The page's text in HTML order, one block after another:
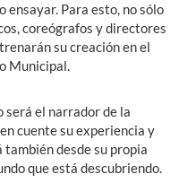
ensayar. Para esto, no sólo
coreógrafos y directores
su creación en el
Municipal.
será el narrador de la
cuente su experiencia y
también desde su propia
que está descubriendo.